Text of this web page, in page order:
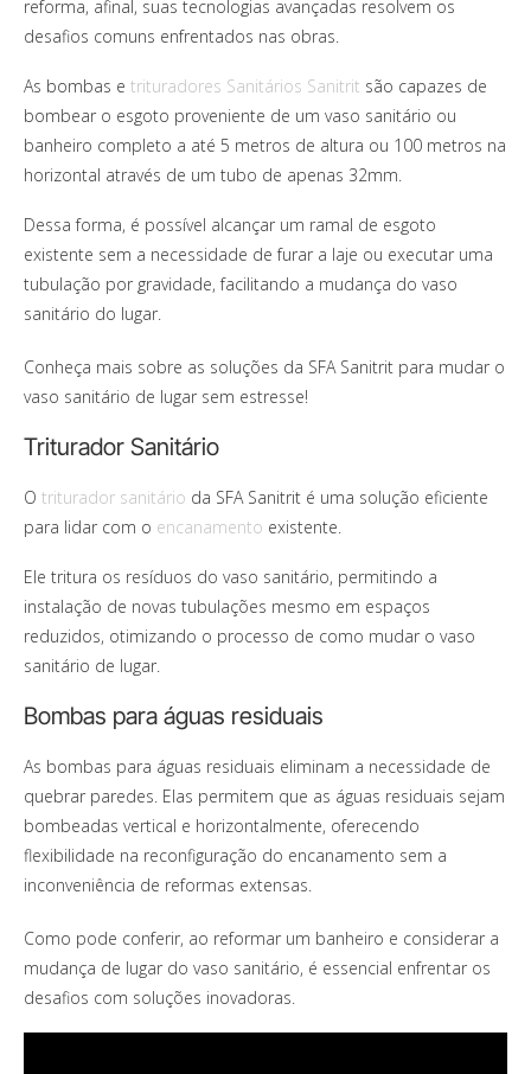
reforma, afinal, suas tecnologias avançadas resolvem os
desafios comuns enfrentados nas obras.
As bombas e trituradores Sanitários Sanitrit são capazes de
bombear o esgoto proveniente de um vaso sanitário ou
banheiro completo a até 5 metros de altura ou 100 metros na
horizontal através de um tubo de apenas 32mm.
Dessa forma, é possível alcançar um ramal de esgoto
existente sem a necessidade de furar a laje ou executar uma
tubulação por gravidade, facilitando a mudança do vaso
sanitário do lugar.
Conheça mais sobre as soluções da SFA Sanitrit para mudar o
vaso sanitário de lugar sem estresse!
Triturador Sanitário
O triturador sanitário da SFA Sanitrit é uma solução eficiente
para lidar com o encanamento existente.
Ele tritura os resíduos do vaso sanitário, permitindo a
instalação de novas tubulações mesmo em espaços
reduzidos, otimizando o processo de como mudar o vaso
sanitário de lugar.
Bombas para águas residuais
As bombas para águas residuais eliminam a necessidade de
quebrar paredes. Elas permitem que as águas residuais sejam
bombeadas vertical e horizontalmente, oferecendo
flexibilidade na reconfiguração do encanamento sem a
inconveniência de reformas extensas.
Como pode conferir, ao reformar um banheiro e considerar a
mudança de lugar do vaso sanitário, é essencial enfrentar os
desafios com soluções inovadoras.